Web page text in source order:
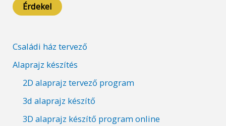
Érdekel
Családi ház tervező
Alaprajz készítés
2D alaprajz tervező program
3d alaprajz készítő
3D alaprajz készítő program online